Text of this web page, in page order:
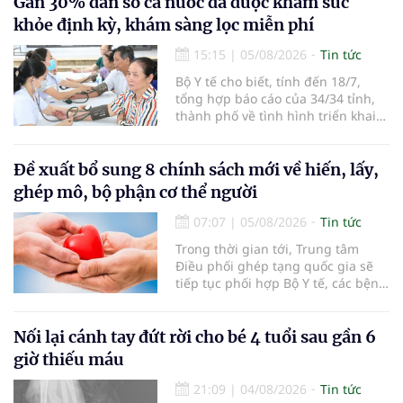
khỏe định kỳ, khám sàng lọc miễn phí
15:15 | 05/08/2026
Tin tức
Bộ Y tế cho biết, tính đến 18/7,
tổng hợp báo cáo của 34/34 tỉnh,
thành phố về tình hình triển khai
nhận 32.286.360 người, chiếm gần
30% dân số cả nước đã được khám
sức khỏe định kỳ năm nay.
Đề xuất bổ sung 8 chính sách mới về hiến, lấy,
ghép mô, bộ phận cơ thể người
07:07 | 05/08/2026
Tin tức
Trong thời gian tới, Trung tâm
Điều phối ghép tạng quốc gia sẽ
tiếp tục phối hợp Bộ Y tế, các bệnh
cường truyền thông, hoàn thiện
quy trình chuyên môn và hệ thống
hiến và ghép mô tạng.
Nối lại cánh tay đứt rời cho bé 4 tuổi sau gần 6
giờ thiếu máu
21:09 | 04/08/2026
Tin tức